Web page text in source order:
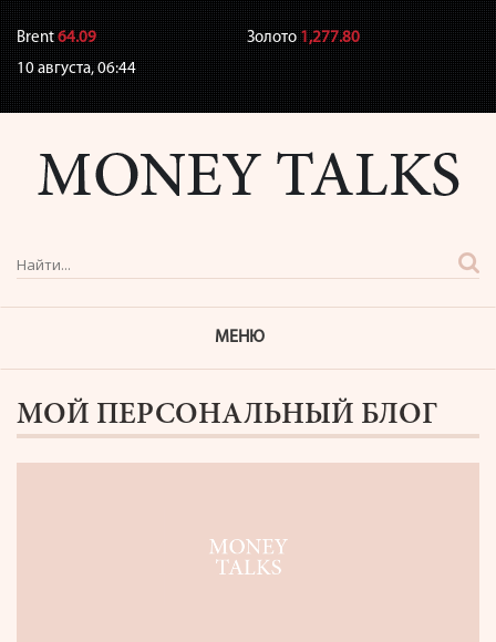
Brent64.09 Золото1,277.80
10 августа,06:44
МЕНЮ
МОЙ ПЕРСОНАЛЬНЫЙ БЛОГ